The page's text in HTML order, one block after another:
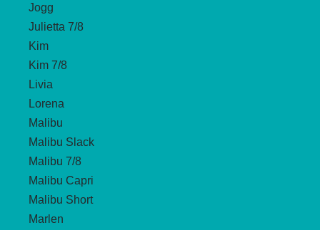
Jogg
Julietta 7/8
Kim
Kim 7/8
Livia
Lorena
Malibu
Malibu Slack
Malibu 7/8
Malibu Capri
Malibu Short
Marlen